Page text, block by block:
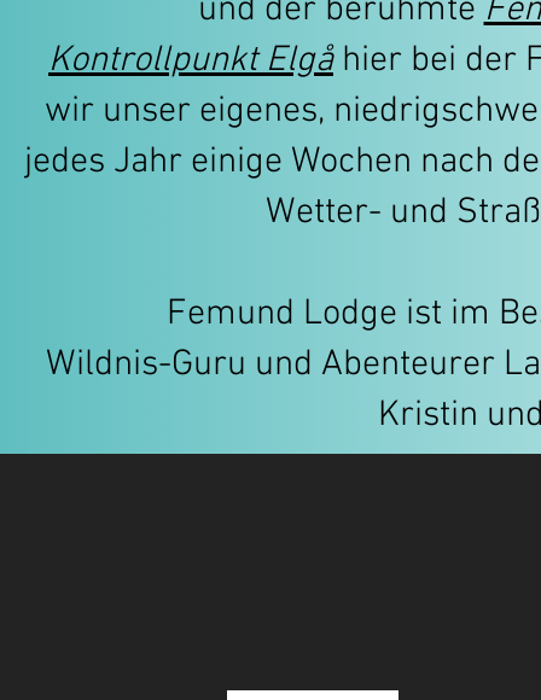
und der berühmte
Kontrollpunkt Elgåhier bei der
wir unser eigenes,
jedes Jahr einige Wochen nach
Wetter- und
Femund Lodge ist im
Wildnis-Guru und Abenteurer
Kristin